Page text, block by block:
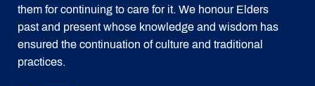
them for continuing to care for it. We honour Elders
past and present whose knowledge and wisdom has
ensured the continuation of culture and traditional
practices.